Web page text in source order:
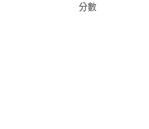
分數